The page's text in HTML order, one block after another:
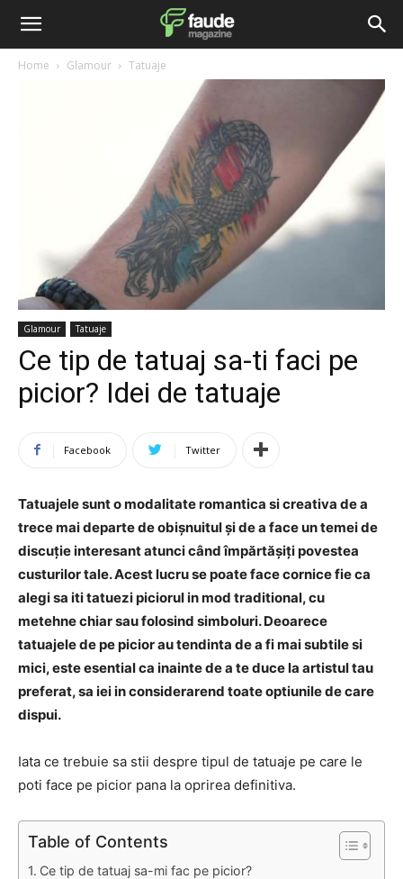
Home Glamour Tatuaje
Glamour Tatuaje
Ce tip de tatuaj sa-ti faci pe
picior? Idei de tatuaje
Facebook Twitter
Tatuajele sunt o modalitate romantica si creativa de a
trece mai departe de obișnuitul și de a face un temei de
discuție interesant atunci când împărtășiți povestea
custurilor tale. Acest lucru se poate face cornice fie ca
alegi sa iti tatuezi piciorul in mod traditional, cu
metehne chiar sau folosind simboluri. Deoarece
tatuajele de pe picior au tendinta de a fi mai subtile si
mici, este esential ca inainte de a te duce la artistul tau
preferat, sa iei in considerarend toate optiunile de care
dispui.
Iata ce trebuie sa stii despre tipul de tatuaje pe care le
poti face pe picior pana la oprirea definitiva.
Table of Contents
Ce tip de tatuaj sa-mi fac pe picior?